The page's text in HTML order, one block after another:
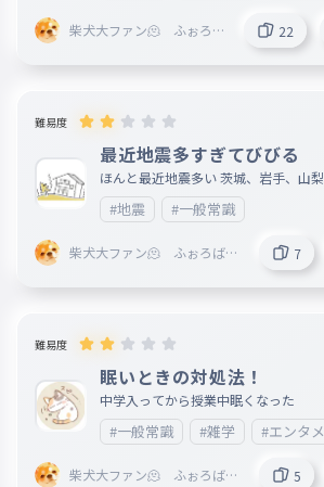
柴犬大ファン🫠 ふぉろば
22
難易度
最近地震多すぎてびびる
ほんと最近地震多い 茨城、岩手、山梨
#地震 #一般常識
柴犬大ファン🫠 ふぉろば@
7
難易度
眠いときの対処法！
中学入ってから授業中眠くなった
#一般常識 #雑学 #エンタメ
柴犬大ファン🫠 ふぉろば@
5